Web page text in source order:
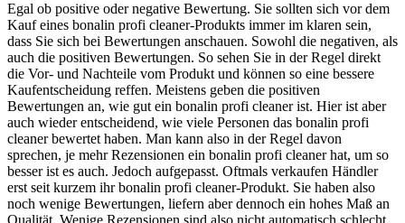
Egal ob positive oder negative Bewertung. Sie sollten sich vor dem
Kauf eines bonalin profi cleaner-Produkts immer im klaren sein,
dass Sie sich bei Bewertungen anschauen. Sowohl die negativen, als
auch die positiven Bewertungen. So sehen Sie in der Regel direkt
die Vor- und Nachteile vom Produkt und können so eine bessere
Kaufentscheidung reffen. Meistens geben die positiven
Bewertungen an, wie gut ein bonalin profi cleaner ist. Hier ist aber
auch wieder entscheidend, wie viele Personen das bonalin profi
cleaner bewertet haben. Man kann also in der Regel davon
sprechen, je mehr Rezensionen ein bonalin profi cleaner hat, um so
besser ist es auch. Jedoch aufgepasst. Oftmals verkaufen Händler
erst seit kurzem ihr bonalin profi cleaner-Produkt. Sie haben also
noch wenige Bewertungen, liefern aber dennoch ein hohes Maß an